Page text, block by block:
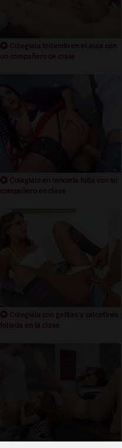
Colegiala follando en el aula con
un compañero de clase
Colegiala en lenceria folla con su
compañero en clase
Colegiala con gafitas y calcetines
follada en la clase